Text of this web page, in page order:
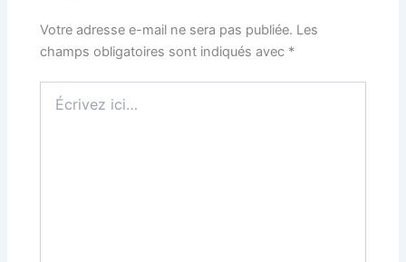
Votre adresse e-mail ne sera pas publiée. Les
champs obligatoires sont indiqués avec *
ici…